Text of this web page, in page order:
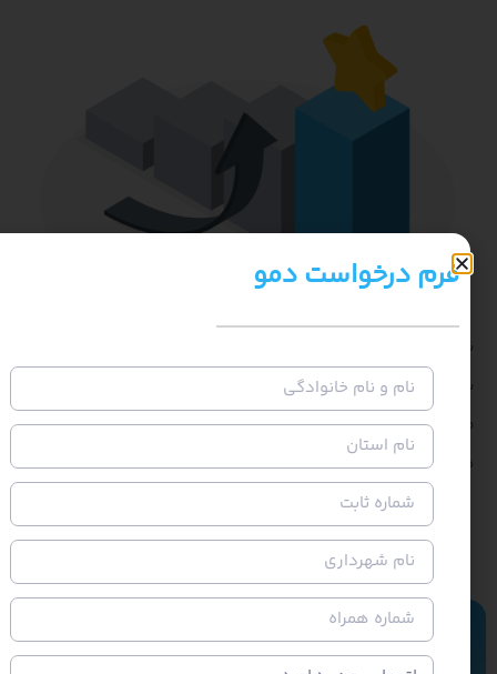
هوشمند»، فرآیند پاسخ‌دهی به درخواست‌های
دقیق‌تر، سریع‌تر و منطبق بر داده‌های روز انجام
این یعنی کاهش بار کارشناسی، تصمیم‌گیری قابل
و افزایش اعتماد عمومی به شهرداری.
حالا هوشمند شوید!
درخواست دمو